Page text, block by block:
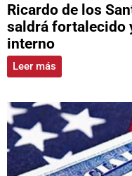
Ricardo de los
saldrá fortalecido
interno
Leer más